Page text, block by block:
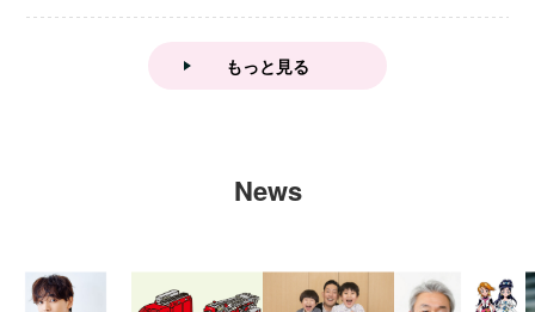
ん』
もっと見る
News